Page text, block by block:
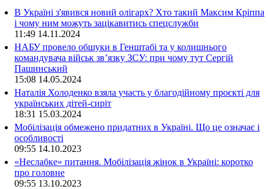
В Україні з'явився новий олігарх? Хто такий Максим Кріппа
і чому ним можуть зацікавитись спецслужби
11:49 14.11.2024
НАБУ провело обшуки в Генштабі та у колишнього
командувача військ зв’язку ЗСУ: при чому тут Сергій
Пашинський
15:08 14.05.2024
Наталія Холоденко взяла участь у благодійному проєкті для
українських дітей-сиріт
18:31 15.03.2024
Мобілізація обмежено придатних в Україні. Що це означає і
особливості
09:55 14.10.2023
«Неслабке» питання. Мобілізація жінок в Україні: коротко
про головне
09:55 13.10.2023